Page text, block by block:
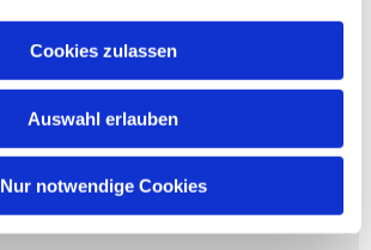
Cookies zulassen
Auswahl erlauben
Nur notwendige Cookies